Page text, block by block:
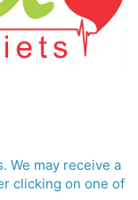
We may receive a
clicking on one of